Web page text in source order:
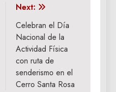
Next:
Celebran el Día
Nacional de la
Actividad Física
con ruta de
senderismo en el
Cerro Santa Rosa